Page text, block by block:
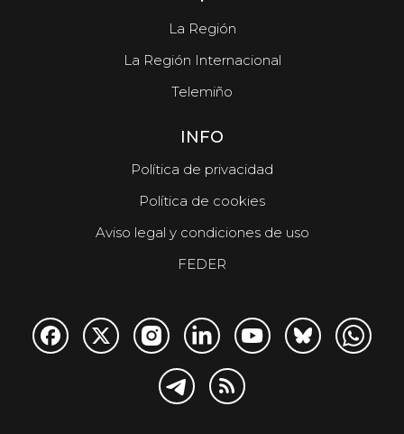
La Región
La Región Internacional
Telemiño
INFO
Política de privacidad
Política de cookies
Aviso legal y condiciones de uso
FEDER